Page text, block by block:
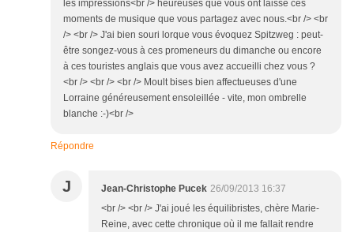
les impressions<br /> heureuses que vous ont laissé ces
moments de musique que vous partagez avec nous.<br /> <br
/> <br /> J'ai bien souri lorque vous évoquez Spitzweg : peut-
être songez-vous à ces promeneurs du dimanche ou encore
à ces touristes anglais que vous avez accueilli chez vous ?
<br /> <br /> <br /> Moult bises bien affectueuses d'une
Lorraine généreusement ensoleillée - vite, mon ombrelle
blanche :-)<br />
Répondre
J Jean-Christophe Pucek 26/09/2013 16:37
<br /> <br /> J'ai joué les équilibristes, chère Marie-
Reine, avec cette chronique où il me fallait rendre